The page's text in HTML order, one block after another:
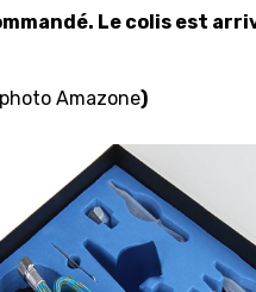
Le colis est
photo Amazone)